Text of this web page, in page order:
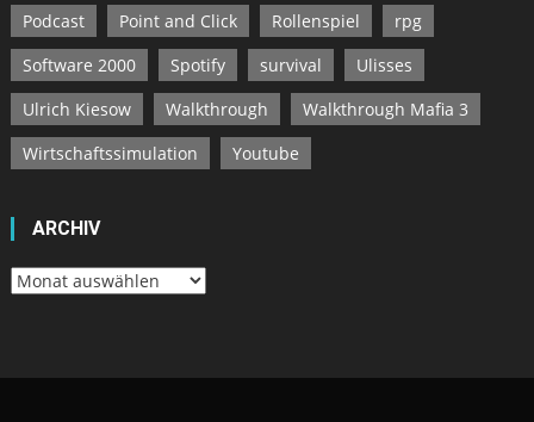
Podcast
Point and Click Rollenspiel
rpg
Software 2000
Spotify survival
Ulisses
Ulrich Kiesow
Walkthrough
Walkthrough Mafia 3
Wirtschaftssimulation
Youtube
ARCHIV
Archiv